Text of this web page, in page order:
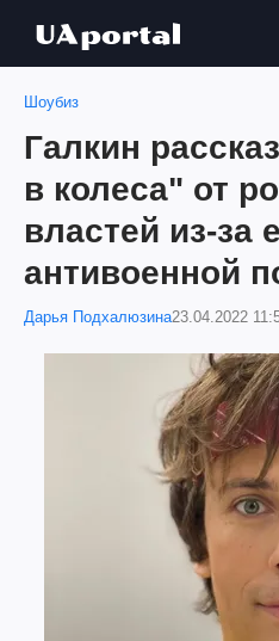
Шоубиз
Галкин
в колеса" от
властей из-за
антивоенной
Дарья Подхалюзина23.04.2022